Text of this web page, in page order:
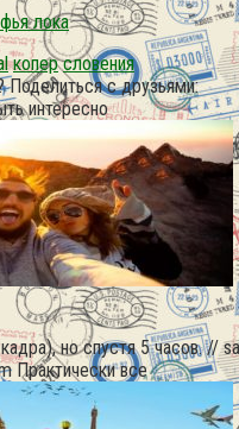
лока
копер словения
Поделиться с друзьями:
интересно
но спустя 5 часов. //
Практически все